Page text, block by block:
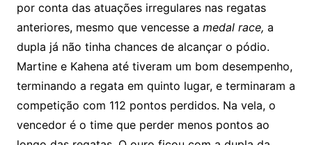
por conta das atuações irregulares nas regatas
anteriores, mesmo que vencesse a medal race, a
dupla já não tinha chances de alcançar o pódio.
Martine e Kahena até tiveram um bom desempenho,
terminando a regata em quinto lugar, e terminaram a
competição com 112 pontos perdidos. Na vela, o
vencedor é o time que perder menos pontos ao